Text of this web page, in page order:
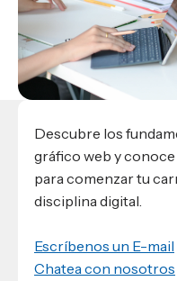
Escuela de Ciencias
Escuela de
Ver toda la oferta
Escuela
+504 2561-8727
Ave.
Honduras, C.A.
Lifelong Learning
Responsabilidad
Empleabilidad
¿Que es USAP+?
RECURSOS
Guía de Servicios
Manual M365
Manual Moddle
Conocé
USAP
Descubre los
gráfico web y
para comenzar tu
disciplina digital.
Escríbenos un E-mail
Chatea con nosotros